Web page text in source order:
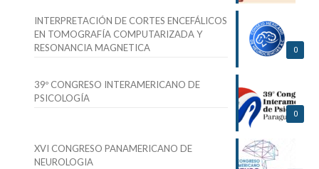
0
INTERPRETACIÓN DE CORTES ENCEFÁLICOS
EN TOMOGRAFÍA COMPUTARIZADA Y
RESONANCIA MAGNETICA
0
39º CONGRESO INTERAMERICANO DE
PSICOLOGÍA
XVI CONGRESO PANAMERICANO DE
NEUROLOGIA